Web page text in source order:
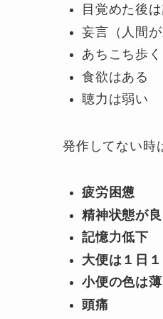
目覚めた後
妄言（人間が
あちこち歩く
食欲はある
聴力は弱い
発作してない時
疲労困憊
精神状態が
記憶力低下
大便は１日
小便の色は
頭痛